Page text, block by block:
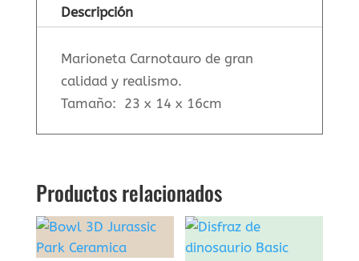
Descripción
Marioneta Carnotauro de gran
calidad y realismo.
Tamaño: 23 x 14 x 16cm
Productos relacionados